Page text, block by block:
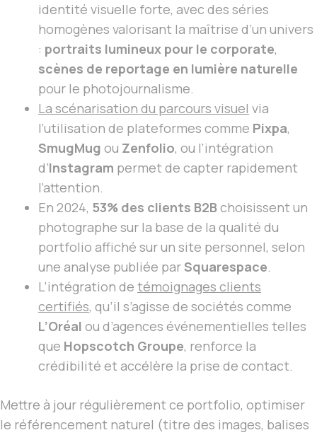
identité visuelle forte, avec des séries
homogènes valorisant la maîtrise d’un univers
: portraits lumineux pour le corporate,
scènes de reportage en lumière naturelle
pour le photojournalisme.
La scénarisation du parcours visuel via
l’utilisation de plateformes comme Pixpa,
SmugMug ou Zenfolio, ou l’intégration
d’Instagram permet de capter rapidement
l’attention.
En 2024, 53% des clients B2Bchoisissent un
photographe sur la base de la qualité du
portfolio affiché sur un site personnel, selon
une analyse publiée parSquarespace.
L’intégration de témoignages clients
certifiés, qu’il s’agisse de sociétés comme
L’Oréal ou d’agences événementielles telles
que Hopscotch Groupe, renforce la
crédibilité et accélère la prise de contact.
Mettre à jour régulièrement ce portfolio, optimiser
le référencement naturel (titre des images, balises